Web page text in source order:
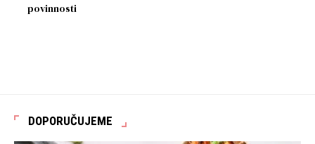
povinnosti
DOPORUČUJEME